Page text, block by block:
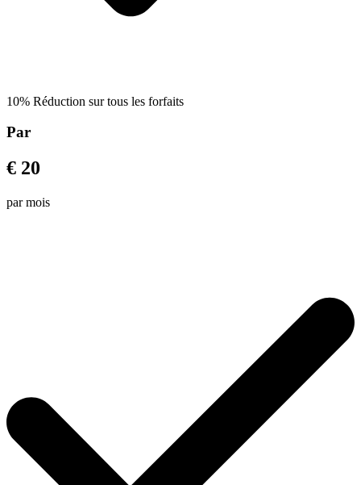
10% Réduction sur tous les forfaits
Par
€ 20
par mois